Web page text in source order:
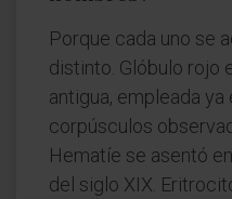
Porque cada uno se
distinto. Glóbulo rojo
antigua, empleada
corpúsculos
Hematíe se asentó
del siglo XIX.